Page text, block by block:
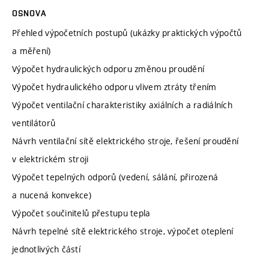
OSNOVA
Přehled výpočetních postupů (ukázky praktických výpočtů
a měření)
Výpočet hydraulických odporu změnou proudění
Výpočet hydraulického odporu vlivem ztráty třením
Výpočet ventilační charakteristiky axiálních a radiálních
ventilátorů
Návrh ventilační sítě elektrického stroje, řešení proudění
v elektrickém stroji
Výpočet tepelných odporů (vedení, sálání, přirozená
a nucená konvekce)
Výpočet součinitelů přestupu tepla
Návrh tepelné sítě elektrického stroje, výpočet oteplení
jednotlivých částí